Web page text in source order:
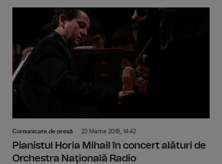
Comunicate de presă 23 Martie 2018, 14:42
Pianistul Horia Mihail în concert alături de
Orchestra Naţională Radio